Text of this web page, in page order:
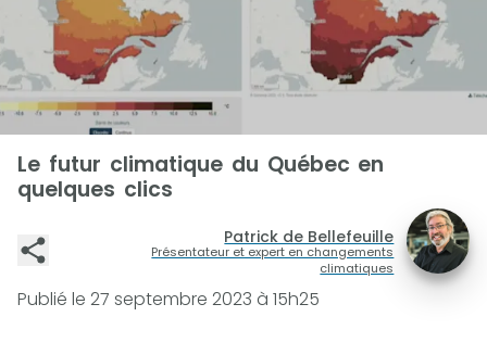
Le futur climatique du Québec en
quelques clics
Patrick de Bellefeuille
Présentateur et expert en changements
climatiques
Publié le 27 septembre 2023 à 15h25